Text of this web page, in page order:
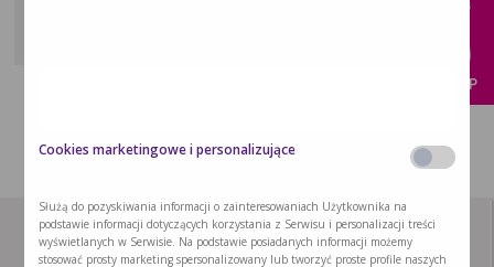
KUP
Cookies marketingowe i personalizujące
Służą do pozyskiwania informacji o zainteresowaniach Użytkownika na
podstawie informacji dotyczących korzystania z Serwisu i personalizacji treści
wyświetlanych w Serwisie. Na podstawie posiadanych informacji możemy
stosować prosty marketing spersonalizowany lub tworzyć proste profile naszych